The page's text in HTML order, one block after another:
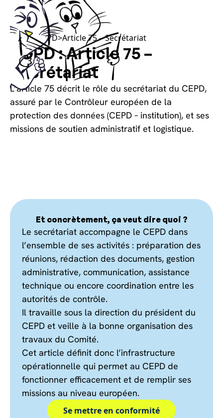
Choisissez vos cookies, sans les calories !
Article RGPD>Article 75 – Secrétariat
RGPD : Article 75 –
Secrétariat
L’article 75 décrit le rôle du secrétariat du CEPD,
assuré par le Contrôleur européen de la
protection des données (CEPD – institution), et ses
missions de soutien administratif et logistique.
Et concrètement, ça veut dire quoi ?
Le secrétariat accompagne le CEPD dans
l’ensemble de ses activités : préparation des
réunions, rédaction des documents, gestion
administrative, communication, assistance
technique ou encore coordination entre les
autorités de contrôle.
Il travaille sous la direction du président du
CEPD et veille à la bonne organisation des
travaux du Comité.
Cet article définit donc l’infrastructure
opérationnelle qui permet au CEPD de
fonctionner efficacement et de remplir ses
missions au niveau européen.
Se mettre en conformité